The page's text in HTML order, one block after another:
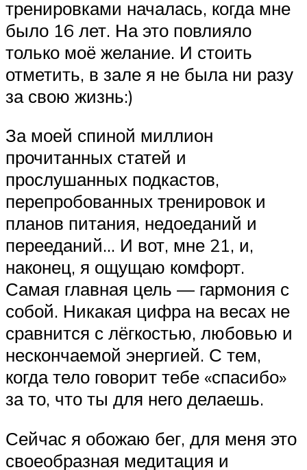
тренировками началась, когда мне
было 16 лет. На это повлияло
только моё желание. И стоить
отметить, в зале я не была ни разу
за свою жизнь:)
За моей спиной миллион
прочитанных статей и
прослушанных подкастов,
перепробованных тренировок и
планов питания, недоеданий и
перееданий… И вот, мне 21, и,
наконец, я ощущаю комфорт.
Самая главная цель — гармония с
собой. Никакая цифра на весах не
сравнится с лёгкостью, любовью и
нескончаемой энергией. С тем,
когда тело говорит тебе «спасибо»
за то, что ты для него делаешь.
Сейчас я обожаю бег, для меня это
своеобразная медитация и